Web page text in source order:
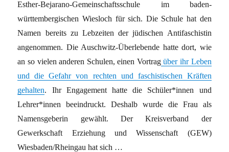
Esther-Bejarano-Gemeinschaftsschule im baden-
württembergischen Wiesloch für sich. Die Schule hat den
Namen bereits zu Lebzeiten der jüdischen Antifaschistin
angenommen. Die Auschwitz-Überlebende hatte dort, wie
an so vielen anderen Schulen, einen Vortragüber ihr Leben
und die Gefahr von rechten und faschistischen Kräften
gehalten. Ihr Engagement hatte die Schüler*innen und
Lehrer*innen beeindruckt. Deshalb wurde die Frau als
Namensgeberin gewählt. Der Kreisverband der
Gewerkschaft Erziehung und Wissenschaft (GEW)
Wiesbaden/Rheingau hat sich …